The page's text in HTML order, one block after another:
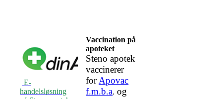
E-
handelsløsning
Vaccination på
apoteket
Steno apotek
vaccinerer
forApovac
f.m.b.a. og